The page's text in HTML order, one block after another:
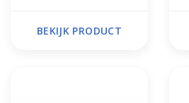
BEKIJK PRODUCT